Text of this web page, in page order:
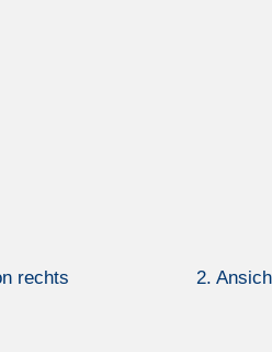
rechts 2.